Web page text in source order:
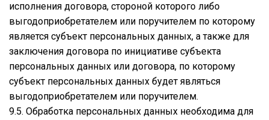
исполнения договора, стороной которого либо
выгодоприобретателем или поручителем по которому
является субъект персональных данных, а также для
заключения договора по инициативе субъекта
персональных данных или договора, по которому
субъект персональных данных будет являться
выгодоприобретателем или поручителем.
9.5. Обработка персональных данных необходима для